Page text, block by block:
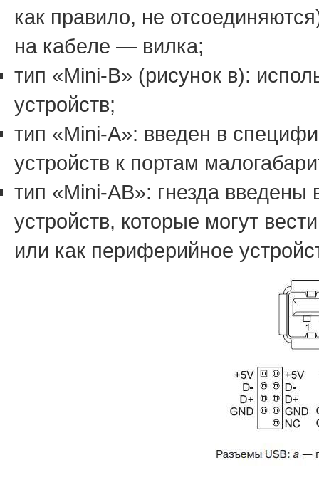
как правило, не
на кабеле — вилка;
тип «Mini-B» (рисунок в):
устройств;
тип «Mini-A»: введен в
устройств к портам
тип «Mini-AB»: гнезда
устройств, которые могут
или как периферийное